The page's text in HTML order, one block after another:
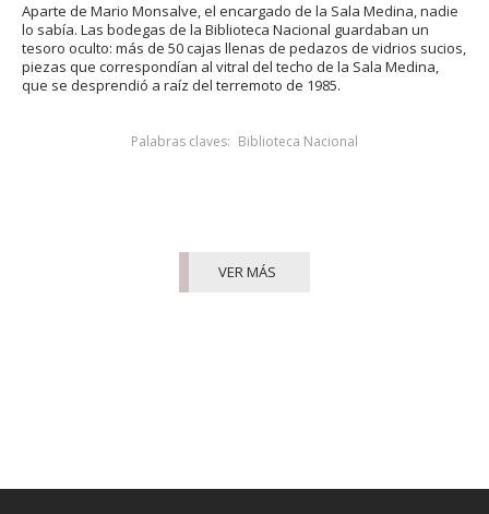
Aparte de Mario Monsalve, el encargado de la Sala Medina, nadie
lo sabía. Las bodegas de la Biblioteca Nacional guardaban un
tesoro oculto: más de 50 cajas llenas de pedazos de vidrios sucios,
piezas que correspondían al vitral del techo de la Sala Medina,
que se desprendió a raíz del terremoto de 1985.
Palabras claves: Biblioteca Nacional
VER MÁS